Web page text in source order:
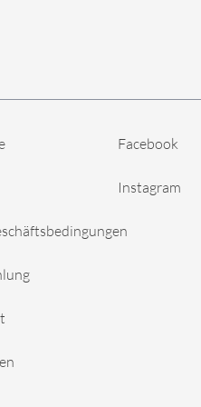
Facebook
Instagram